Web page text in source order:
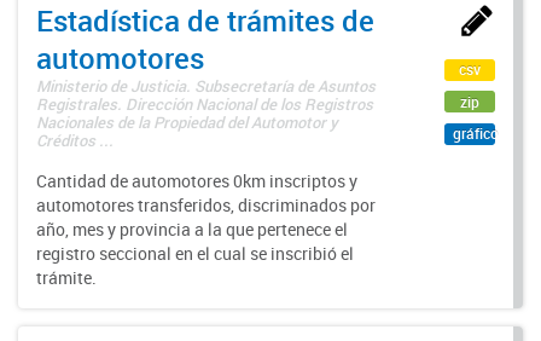
Estadística de trámites de
automotores
Ministerio de Justicia. Subsecretaría de Asuntos
Registrales. Dirección Nacional de los Registros
Nacionales de la Propiedad del Automotor y
Créditos ...
Cantidad de automotores 0km inscriptos y
automotores transferidos, discriminados por
año, mes y provincia a la que pertenece el
registro seccional en el cual se inscribió el
trámite.
csv
zip
gráfico